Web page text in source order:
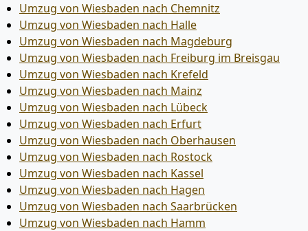
Umzug von Wiesbaden nach Chemnitz
Umzug von Wiesbaden nach Halle
Umzug von Wiesbaden nach Magdeburg
Umzug von Wiesbaden nach Freiburg im Breisgau
Umzug von Wiesbaden nach Krefeld
Umzug von Wiesbaden nach Mainz
Umzug von Wiesbaden nach Lübeck
Umzug von Wiesbaden nach Erfurt
Umzug von Wiesbaden nach Oberhausen
Umzug von Wiesbaden nach Rostock
Umzug von Wiesbaden nach Kassel
Umzug von Wiesbaden nach Hagen
Umzug von Wiesbaden nach Saarbrücken
Umzug von Wiesbaden nach Hamm